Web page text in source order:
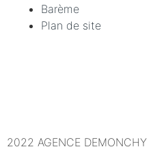
Barème
Plan de site
2022 AGENCE DEMONCHY